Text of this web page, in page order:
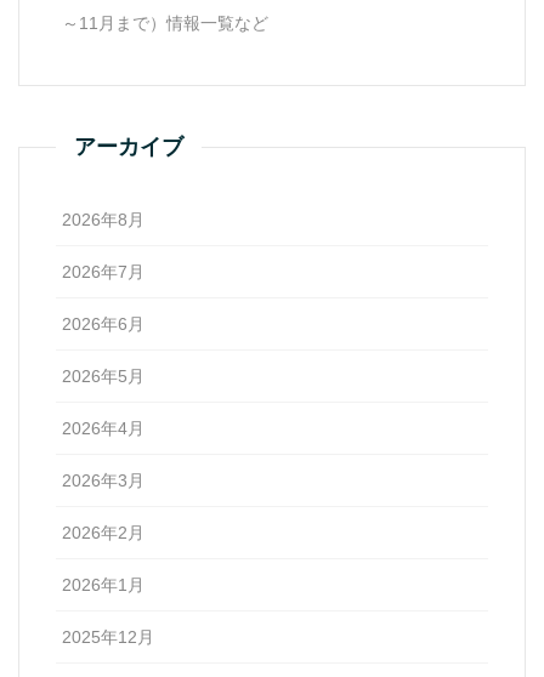
～11月まで）情報一覧など
アーカイブ
2026年8月
2026年7月
2026年6月
2026年5月
2026年4月
2026年3月
2026年2月
2026年1月
2025年12月